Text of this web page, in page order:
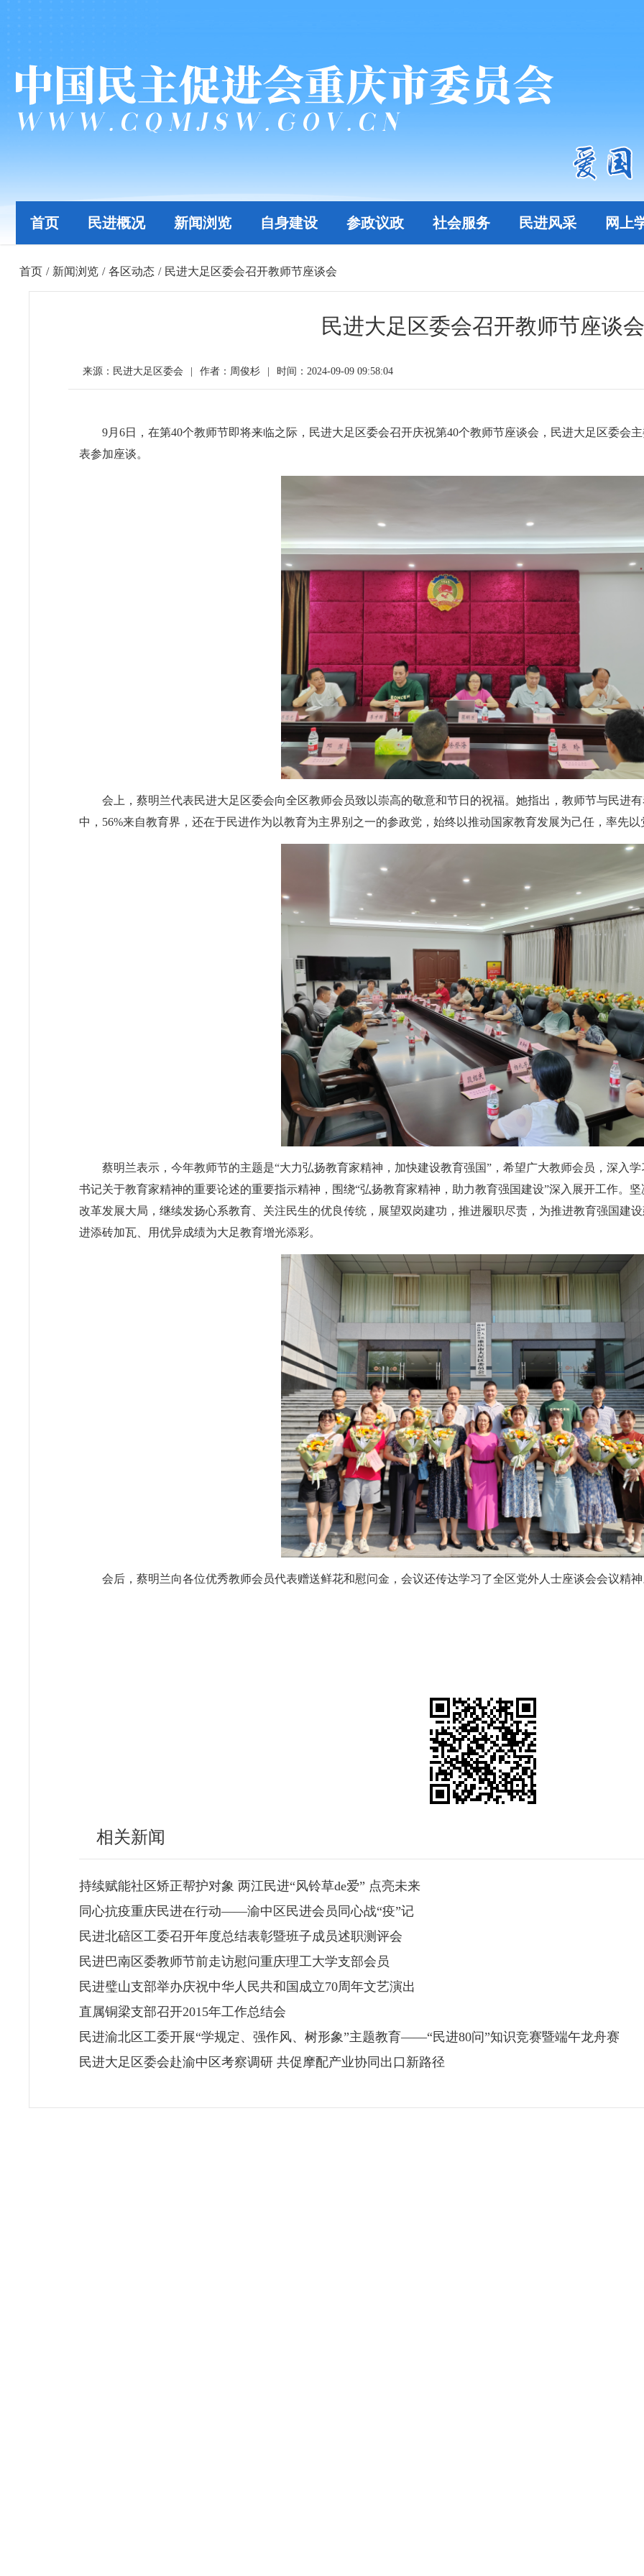
首页 民进概况 新闻浏览 自身建设 参政议政 社会服务 民进风采 网上
首页 / 新闻浏览 / 各区动态 / 民进大足区委会召开教师节座谈会
民进大足区委会召开教师节座谈会
来源：民进大足区委会 作者：周俊杉 时间：2024-09-09 09:58:04
9月6日，在第40个教师节即将来临之际，民进大足区委会召开庆祝第40个教师节座谈会，民进大足区委会
表参加座谈。
会上，蔡明兰代表民进大足区委会向全区教师会员致以崇高的敬意和节日的祝福。她指出，教师节与民进
中，56%来自教育界，还在于民进作为以教育为主界别之一的参政党，始终以推动国家教育发展为己任，率先
蔡明兰表示，今年教师节的主题是“大力弘扬教育家精神，加快建设教育强国”，希望广大教师会员，深入
书记关于教育家精神的重要论述的重要指示精神，围绕“弘扬教育家精神，助力教育强国建设”深入展开工作。
改革发展大局，继续发扬心系教育、关注民生的优良传统，展望双岗建功，推进履职尽责，为推进教育强国建
进添砖加瓦、用优异成绩为大足教育增光添彩。
会后，蔡明兰向各位优秀教师会员代表赠送鲜花和慰问金，会议还传达学习了全区党外人士座谈会会议精
相关新闻
持续赋能社区矫正帮护对象 两江民进“风铃草de爱” 点亮未来
同心抗疫重庆民进在行动——渝中区民进会员同心战“疫”记
民进北碚区工委召开年度总结表彰暨班子成员述职测评会
民进巴南区委教师节前走访慰问重庆理工大学支部会员
民进璧山支部举办庆祝中华人民共和国成立70周年文艺演出
直属铜梁支部召开2015年工作总结会
民进渝北区工委开展“学规定、强作风、树形象”主题教育——“民进80问”知识竞赛暨端午龙舟赛
民进大足区委会赴渝中区考察调研 共促摩配产业协同出口新路径